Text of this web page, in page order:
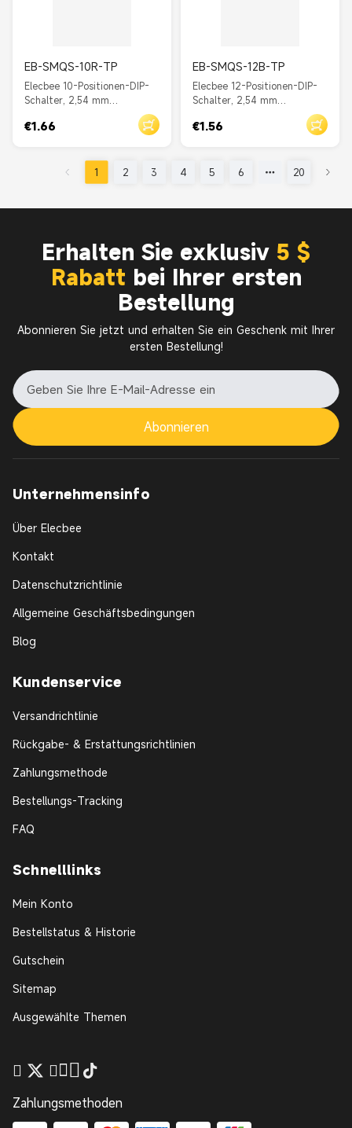
EB-SMQS-10R-TP
Elecbee 10-Positionen-DIP-
Schalter, 2,54 mm
Rastermaß, Durchgangsloch,
gerader Schieber, Rot
€1.66
EB-SMQS-12B-TP
Elecbee 12-Positionen-DIP-
Schalter, 2,54 mm
Rastermaß, Durchgangsloch,
gerader Schieber, Blau
€1.56
1 2 3 4 5 6 20
Erhalten Sie exklusiv 5 $
Rabatt bei Ihrer ersten
Bestellung
Abonnieren Sie jetzt und erhalten Sie ein Geschenk mit Ihrer
ersten Bestellung!
Abonnieren
Unternehmensinfo
Über Elecbee
Kontakt
Datenschutzrichtlinie
Allgemeine Geschäftsbedingungen
Blog
Kundenservice
Versandrichtlinie
Rückgabe- & Erstattungsrichtlinien
Zahlungsmethode
Bestellungs-Tracking
FAQ
Schnelllinks
Mein Konto
Bestellstatus & Historie
Gutschein
Sitemap
Ausgewählte Themen
Zahlungsmethoden